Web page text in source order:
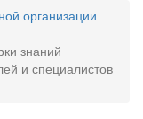
организации
знаний
и специалистов